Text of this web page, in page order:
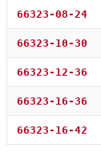
66323-08-24
66323-10-30
66323-12-36
66323-16-36
66323-16-42